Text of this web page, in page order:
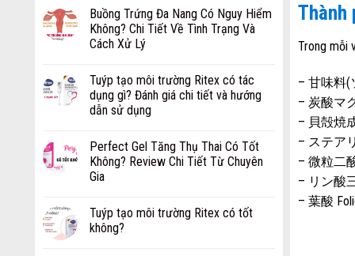
Buồng Trứng Đa Nang Có Nguy Hiểm
Không? Chi Tiết Về Tình Trạng Và
Cách Xử Lý
Tuýp tạo môi trường Ritex có tác
dụng gì? Đánh giá chi tiết và hướng
dẫn sử dụng
Perfect Gel Tăng Thụ Thai Có Tốt
Không? Review Chi Tiết Từ Chuyên
Gia
Tuýp tạo môi trường Ritex có tốt
không?
Thành
Trong mỗi
– 甘味料
– 炭酸マ
– 貝殻焼
– ステア
– 微粒二
– リン酸
– 葉酸